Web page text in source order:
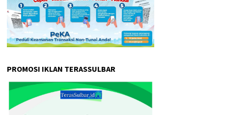
PROMOSI IKLAN TERASSULBAR